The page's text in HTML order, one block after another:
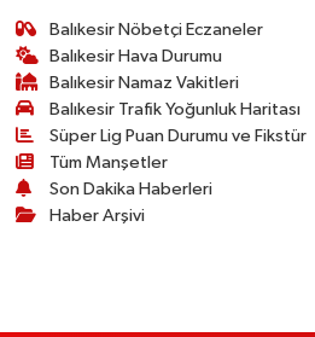
Balıkesir Nöbetçi Eczaneler
Balıkesir Hava Durumu
Balıkesir Namaz Vakitleri
Balıkesir Trafik Yoğunluk Haritası
Süper Lig Puan Durumu ve Fikstür
Tüm Manşetler
Son Dakika Haberleri
Haber Arşivi